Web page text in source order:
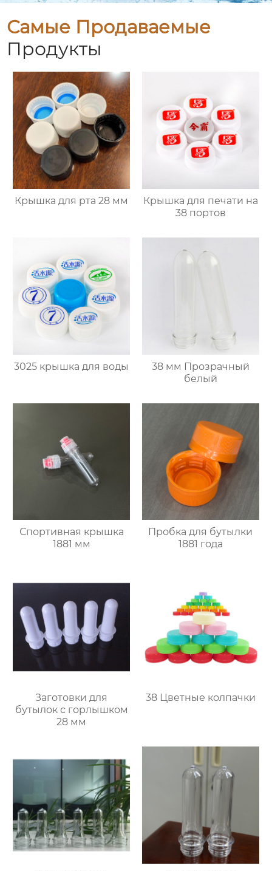
Самые Продаваемые
Продукты
Крышка для рта 28 мм
Крышка для печати на
38 портов
3025 крышка для воды
38 мм Прозрачный
белый
Спортивная крышка
1881 мм
Пробка для бутылки
1881 года
Заготовки для
бутылок с горлышком
28 мм
38 Цветные колпачки